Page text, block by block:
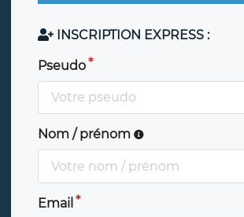
INSCRIPTION EXPRESS :
Pseudo
Nom / prénom
Email